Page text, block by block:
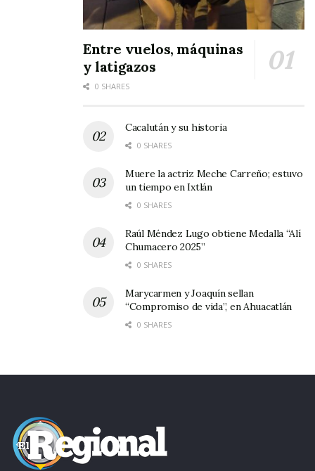
Entre vuelos, máquinas
y latigazos
0 SHARES
Cacalután y su historia
0 SHARES
Muere la actriz Meche Carreño; estuvo
un tiempo en Ixtlán
0 SHARES
Raúl Méndez Lugo obtiene Medalla “Alí
Chumacero 2025”
0 SHARES
Marycarmen y Joaquín sellan
“Compromiso de vida”, en Ahuacatlán
0 SHARES